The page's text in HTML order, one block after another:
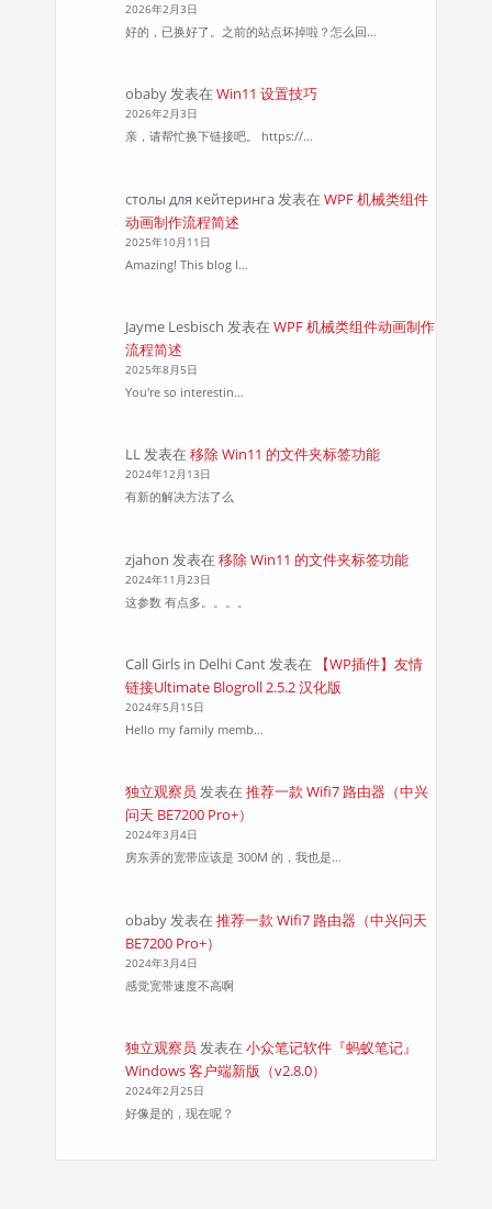
2026年2月3日
好的，已换好了。之前的站点坏掉啦？怎么回…
obaby发表在 Win11 设置技巧
2026年2月3日
亲，请帮忙换下链接吧。 https://…
столы для кейтеринга发表在 WPF 机械类组件
动画制作流程简述
2025年10月11日
Amazing! This blog l…
Jayme Lesbisch 发表在 WPF 机械类组件动画制作
流程简述
2025年8月5日
You're so interestin…
LL发表在 移除 Win11 的文件夹标签功能
2024年12月13日
有新的解决方法了么
zjahon 发表在 移除 Win11 的文件夹标签功能
2024年11月23日
这参数 有点多。。。。
Call Girls in Delhi Cant发表在
【WP插件】友情
链接Ultimate Blogroll 2.5.2 汉化版
2024年5月15日
Hello my family memb…
独立观察员 发表在 推荐一款 Wifi7 路由器（中兴
问天 BE7200 Pro+）
2024年3月4日
房东弄的宽带应该是 300M 的，我也是…
obaby发表在 推荐一款 Wifi7 路由器（中兴问天
BE7200 Pro+）
2024年3月4日
感觉宽带速度不高啊
独立观察员 发表在 小众笔记软件『蚂蚁笔记』
Windows 客户端新版（v2.8.0）
2024年2月25日
好像是的，现在呢？